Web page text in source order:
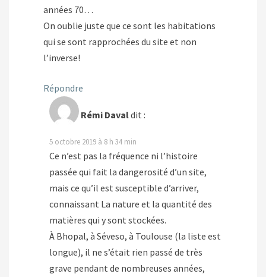
années 70…
On oublie juste que ce sont les habitations
qui se sont rapprochées du site et non
l’inverse!
Répondre
Rémi Davaldit :
5 octobre 2019 à 8 h 34 min
Ce n’est pas la fréquence ni l’histoire
passée qui fait la dangerosité d’un site,
mais ce qu’il est susceptible d’arriver,
connaissant La nature et la quantité des
matières qui y sont stockées.
À Bhopal, à Séveso, à Toulouse (la liste est
longue), il ne s’était rien passé de très
grave pendant de nombreuses années,